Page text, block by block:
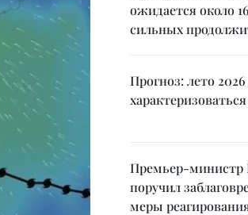
ожидается около
сильных
Прогноз: лето 2026
Премьер-министр
поручил
меры